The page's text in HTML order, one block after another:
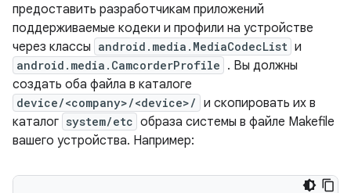
предоставить разработчикам приложений
поддерживаемые кодеки и профили на устройстве
через классы android.media.MediaCodecList и
android.media.CamcorderProfile . Вы должны
создать оба файла в каталоге
device/<company>/<device>/ и скопировать их в
каталог system/etc образа системы в файле Makefile
вашего устройства. Например: